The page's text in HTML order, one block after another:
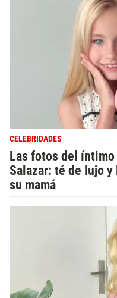
CELEBRIDADES
Las fotos del
Salazar: té de lujo
su mamá